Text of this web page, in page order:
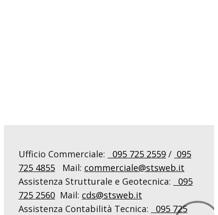
STS SRL
Ufficio Commerciale: 095 725 2559 / 095
725 4855 Mail: commerciale@stsweb.it
Assistenza Strutturale e Geotecnica:
095
725 2560 Mail: cds@stsweb.it
Assistenza Contabilità Tecnica:
095 725